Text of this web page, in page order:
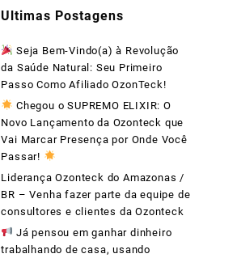
Ultimas Postagens
Seja Bem-Vindo(a) à Revolução
da Saúde Natural: Seu Primeiro
Passo Como Afiliado OzonTeck!
Chegou o SUPREMO ELIXIR: O
Novo Lançamento da Ozonteck que
Vai Marcar Presença por Onde Você
Passar!
Liderança Ozonteck do Amazonas /
BR – Venha fazer parte da equipe de
consultores e clientes da Ozonteck
Já pensou em ganhar dinheiro
trabalhando de casa, usando